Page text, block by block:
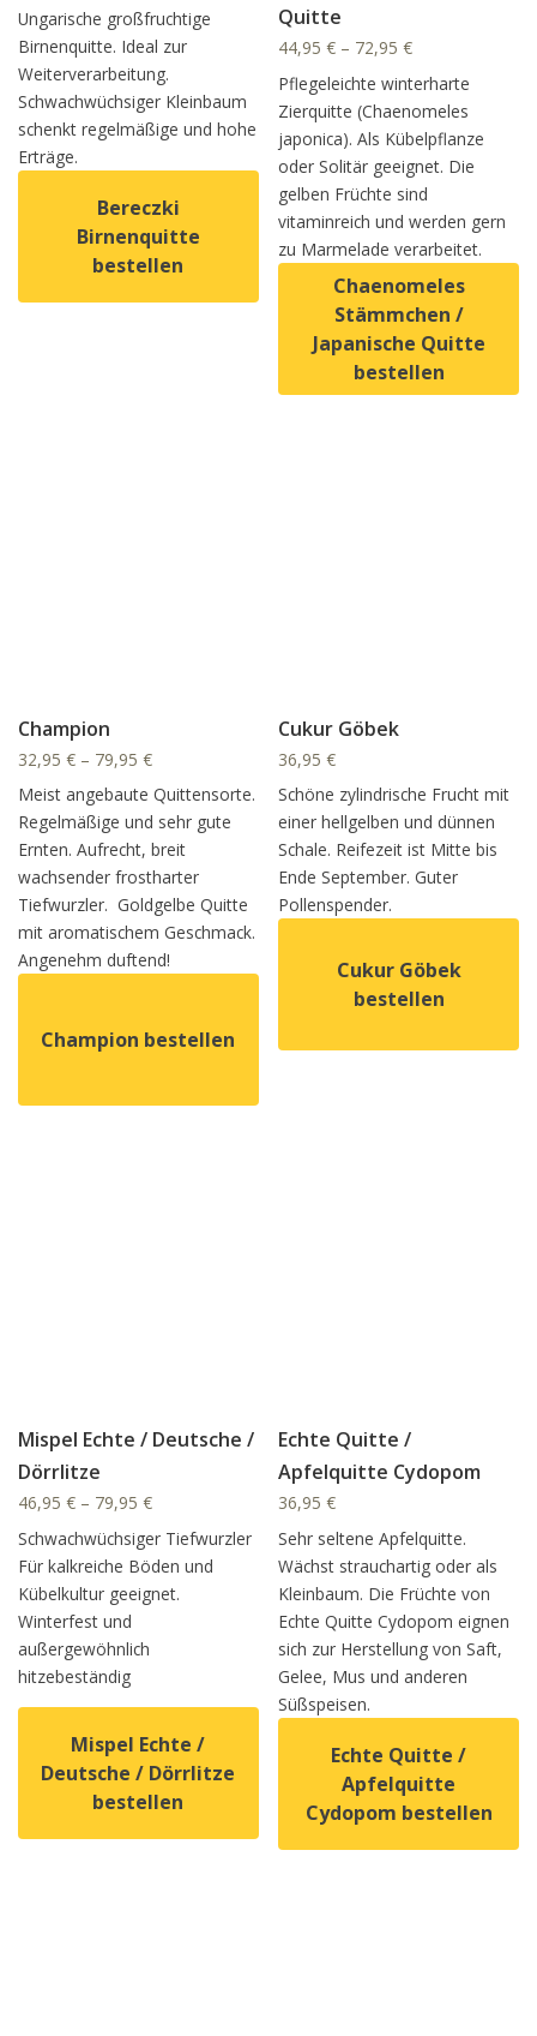
Ungarische großfruchtige
Birnenquitte. Ideal zur
Weiterverarbeitung.
Schwachwüchsiger Kleinbaum
schenkt regelmäßige und hohe
Erträge.
Bereczki
Birnenquitte
bestellen
Dieses Produkt weist mehrere Varianten auf. Die
Quitte
44,95€ – 72,95€
Pflegeleichte winterharte
Zierquitte (Chaenomeles
japonica). Als Kübelpflanze
oder Solitär geeignet. Die
gelben Früchte sind
vitaminreich und werden gern
zu Marmelade verarbeitet.
Chaenomeles
Stämmchen /
Japanische Quitte
bestellen
Champion
32,95 € – 79,95 €
Meist angebaute Quittensorte.
Regelmäßige und sehr gute
Ernten. Aufrecht, breit
wachsender frostharter
Tiefwurzler. Goldgelbe Quitte
mit aromatischem Geschmack.
Angenehm duftend!
Champion bestellen
Cukur Göbek
36,95€
Schöne zylindrische Frucht mit
einer hellgelben und dünnen
Schale. Reifezeit ist Mitte bis
Ende September. Guter
Pollenspender.
Cukur Göbek
bestellen
Mispel Echte / Deutsche /
Dörrlitze
46,95 € – 79,95 €
Schwachwüchsiger Tiefwurzler
Für kalkreiche Böden und
Kübelkultur geeignet.
Winterfest und
außergewöhnlich
hitzebeständig
Mispel Echte /
Deutsche / Dörrlitze
bestellen
Dieses Produkt weist mehrere Varianten auf. Die
Echte Quitte /
Apfelquitte Cydopom
36,95€
Sehr seltene Apfelquitte.
Wächst strauchartig oder als
Kleinbaum. Die Früchte von
Echte Quitte Cydopom eignen
sich zur Herstellung von Saft,
Gelee, Mus und anderen
Süßspeisen.
Echte Quitte /
Apfelquitte
Cydopom bestellen